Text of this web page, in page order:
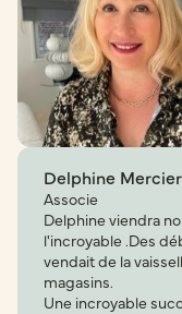
Delphine Mercier
Associe
Delphine viendra
l'incroyable .Des
vendait de la
magasins.
Une incroyable